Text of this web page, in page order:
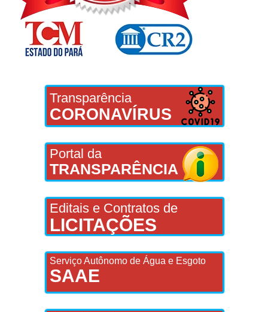
Transparência
CORONAVÍRUS
Portal da
TRANSPARÊNCIA
Editais e Contratos de
LICITAÇÕES
Serviço Autônomo de Água e Esgoto
SAAE